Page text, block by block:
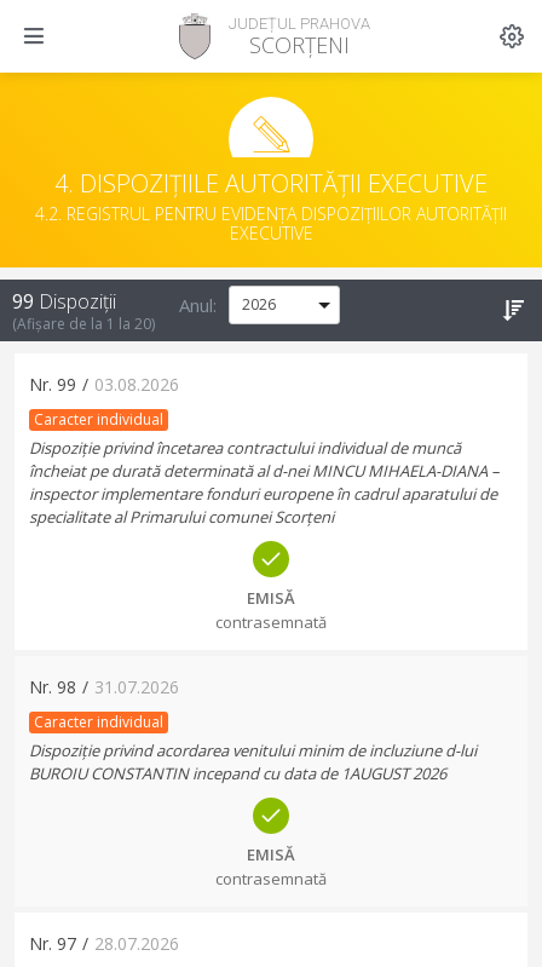
JUDEȚUL PRAHOVA
SCORȚENI
4. DISPOZIȚIILE AUTORITĂȚII EXECUTIVE
4.2. REGISTRUL PENTRU EVIDENȚA DISPOZIȚIILOR AUTORITĂȚII
EXECUTIVE
99 Dispoziții
(Afișare de la 1 la 20)
Anul:
Nr. 99 / 03.08.2026
Caracter individual
Dispoziție privind încetarea contractului individual de muncă
încheiat pe durată determinată al d-nei MINCU MIHAELA-DIANA –
inspector implementare fonduri europene în cadrul aparatului de
specialitate al Primarului comunei Scorțeni
EMISĂ
contrasemnată
Nr. 98 / 31.07.2026
Caracter individual
Dispoziție privind acordarea venitului minim de incluziune d-lui
BUROIU CONSTANTIN incepand cu data de 1AUGUST 2026
EMISĂ
contrasemnată
Nr. 97 / 28.07.2026